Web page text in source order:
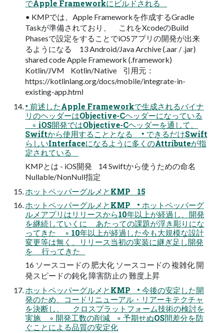
でApple Frameworkにビルドされる
• KMPでは、Apple Frameworkを作成するGradle
Taskが準備されており、 これをXcodeのBuild
Phasesで設定をすることでiOSアプリの開発が出来
るようになる 13 Android/Java Archive (.aar / .jar)
shared code Apple Framework (.framework)
Kotlin/JVM Kotlin/Native 引用元：
https://kotlinlang.org/docs/mobile/integrate-in-
existing-app.html
• 前述したApple Frameworkで生成されるバイナ
リのヘッダーはObjective-Cヘッダーになっている
◦ iOS開発ではObjective-Cヘッダーを通して、
Swiftから使用することとなる • できるだけSwift
らしいInterfaceになるように多くのAttributeが指
定されている
KMPとは - iOS開発 14 Swiftから使うための命名
Nullable/NonNull指定
ホットペッパーグルメとKMP 15
ホットペッパーグルメとKMP • ホットペッパーグ
ルメアプリはリリースから10年以上が経過し、開発
を継続していくに あたっての課題が浮き彫りにな
ってきた ◦ 10年以上が経過した今も大規模な設計
変更等は無く、リリース当初の実装に継ぎ足し開発
を 行ってきた
16 ソースコードの 肥大化 ソースコードの 複雑化 開
発スピードの鈍化 障害防止の 難度上昇
ホットペッパーグルメとKMP • 今後の安定した開
発のため、コードリニューアル・リアーキテクチャ
を決断し、 クロスプラットフォーム技術の検討を
実施 ◦ 開発工数の削減 ◦ 予期せぬOS間差分を防
ぐことによる品質の安定化